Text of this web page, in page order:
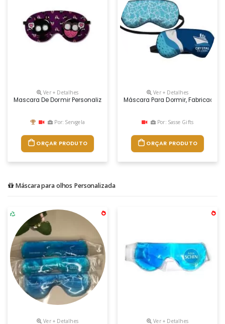
Ver + Detalhes
Mascara De Dormir Personalizada
Por: Servgela
ORÇAR PRODUTO
Ver + Detalhes
Máscara Para Dormir, Fabricadas
Por: Sasse Gifts
ORÇAR PRODUTO
Máscara para olhos Personalizada
Ver + Detalhes Ver + Detalhes